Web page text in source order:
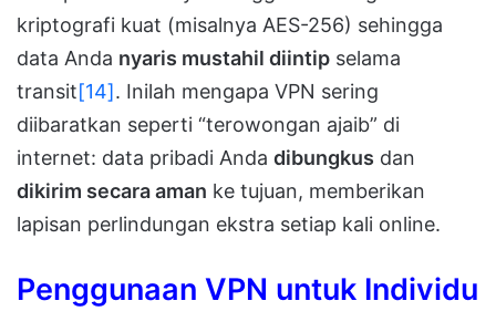
kriptografi kuat (misalnya AES-256) sehingga
data Anda nyaris mustahil diintip selama
transit[14]. Inilah mengapa VPN sering
diibaratkan seperti “terowongan ajaib” di
internet: data pribadi Anda dibungkus dan
dikirim secara aman ke tujuan, memberikan
lapisan perlindungan ekstra setiap kali online.
Penggunaan VPN untuk Individu